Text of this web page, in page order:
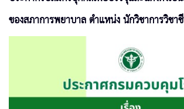
ของสภาการพยาบาล ตำแหน่ง นักวิชาการวิช